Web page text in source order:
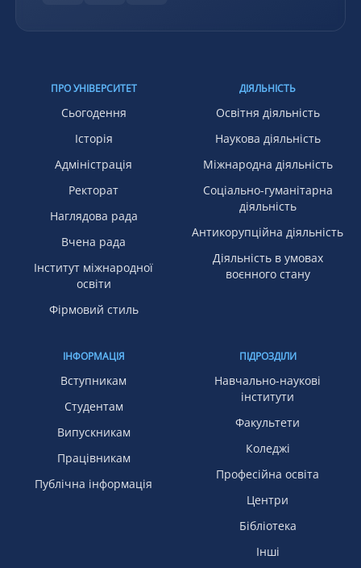
ПРО УНІВЕРСИТЕТ
Сьогодення
Історія
Адміністрація
Ректорат
Наглядова рада
Вчена рада
Інститут міжнародної
освіти
Фірмовий стиль
ДІЯЛЬНІСТЬ
Освітня діяльність
Наукова діяльність
Міжнародна діяльність
Соціально-гуманітарна
діяльність
Антикорупційна діяльність
Діяльність в умовах
воєнного стану
ІНФОРМАЦІЯ
Вступникам
Студентам
Випускникам
Працівникам
Публічна інформація
ПІДРОЗДІЛИ
Навчально-наукові
інститути
Факультети
Коледжі
Професійна освіта
Центри
Бібліотека
Інші